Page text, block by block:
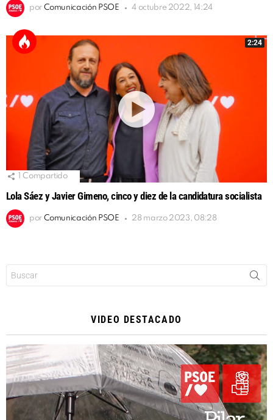
por Comunicación PSOE 4 octubre 2022, 14:24
2:24
Compartido
Lola Sáez y Javier Gimeno, cinco y diez de la candidatura socialista
por Comunicación PSOE 28 marzo 2023, 08:28
VIDEO DESTACADO
Reproductor
de
vídeo